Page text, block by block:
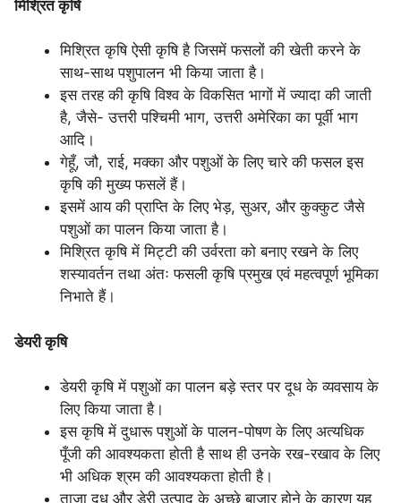
मिश्रित कृषि
मिश्रित कृषि ऐसी कृषि है जिसमें फसलों की खेती करने के
साथ-साथ पशुपालन भी किया जाता है।
इस तरह की कृषि विश्व के विकसित भागों में ज्यादा की जाती
है, जैसे- उत्तरी पश्चिमी भाग, उत्तरी अमेरिका का पूर्वी भाग
आदि।
गेहूँ, जौ, राई, मक्का और पशुओं के लिए चारे की फसल इस
कृषि की मुख्य फसलें हैं।
इसमें आय की प्राप्ति के लिए भेड़, सुअर, और कुक्कुट जैसे
पशुओं का पालन किया जाता है।
मिश्रित कृषि में मिट्टी की उर्वरता को बनाए रखने के लिए
शस्यावर्तन तथा अंतः फसली कृषि प्रमुख एवं महत्वपूर्ण भूमिका
निभाते हैं।
डेयरी कृषि
डेयरी कृषि में पशुओं का पालन बड़े स्तर पर दूध के व्यवसाय के
लिए किया जाता है।
इस कृषि में दुधारू पशुओं के पालन-पोषण के लिए अत्यधिक
पूँजी की आवश्यकता होती है साथ ही उनके रख-रखाव के लिए
भी अधिक श्रम की आवश्यकता होती है।
ताजा दूध और डेरी उत्पाद के अच्छे बाजार होने के कारण यह